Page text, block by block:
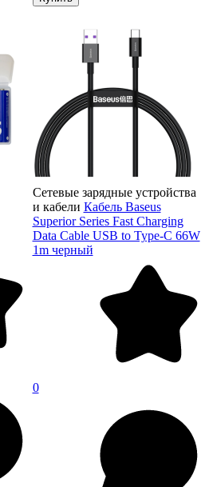
Сетевые зарядные устройства
и кабели Кабель Baseus
Superior Series Fast Charging
Data Cable USB to Type-C 66W
1m черный
0